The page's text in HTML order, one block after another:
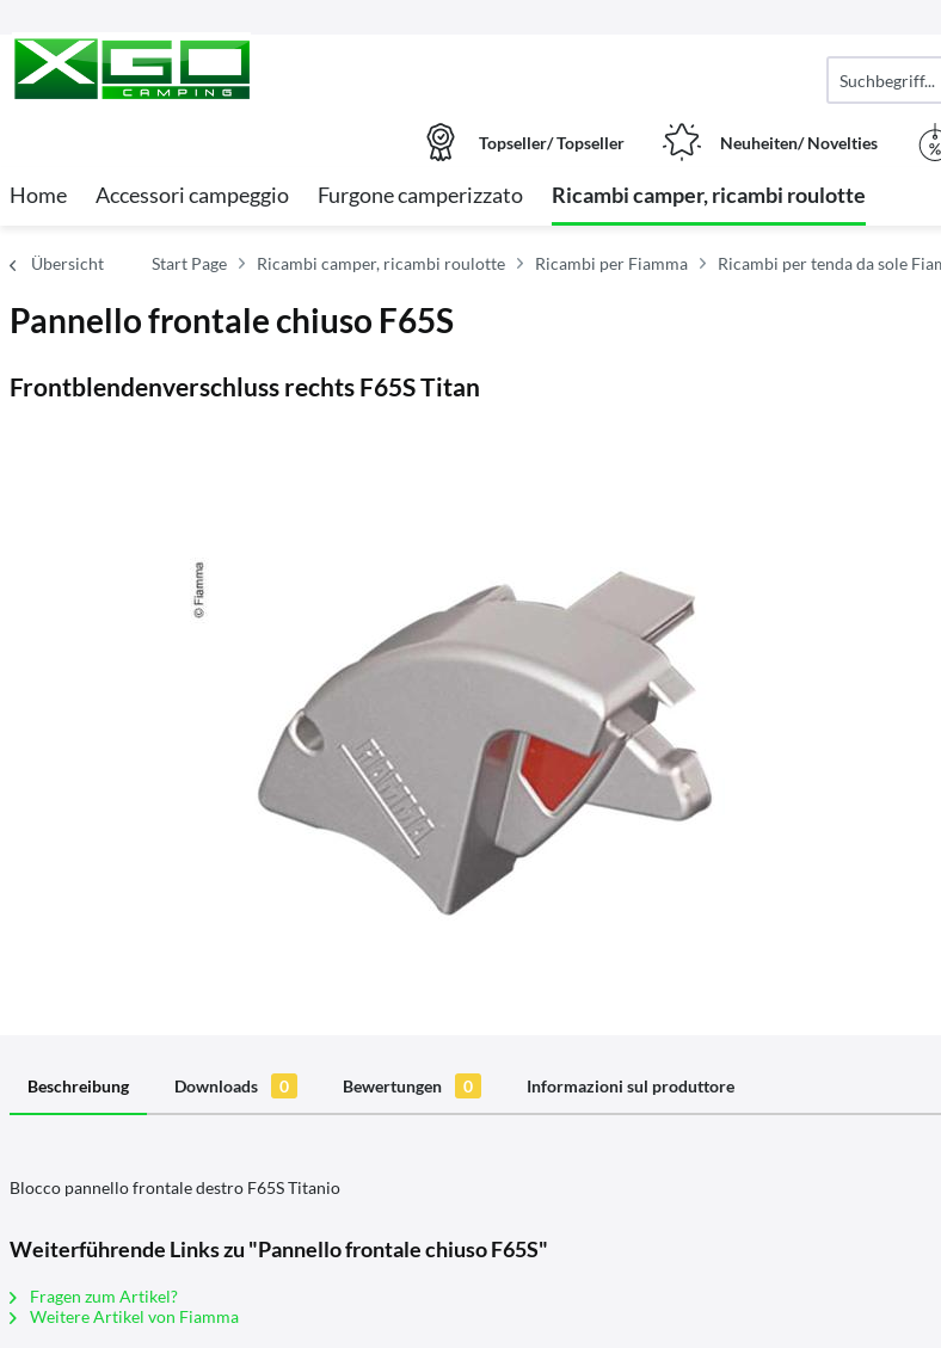
Topseller/ Topseller Neuheiten/ Novelties
Home Accessori campeggio Furgone camperizzato Ricambi camper, ricambi roulotte
Übersicht Start Page Ricambi camper, ricambi roulotte Ricambi per Fiamma Ricambi per tenda da sole
Pannello frontale chiuso F65S
Frontblendenverschluss rechts F65S Titan
Beschreibung Downloads 0 Bewertungen 0 Informazioni sul produttore
Blocco pannello frontale destro F65S Titanio
Weiterführende Links zu "Pannello frontale chiuso F65S"
Fragen zum Artikel?
Weitere Artikel von Fiamma